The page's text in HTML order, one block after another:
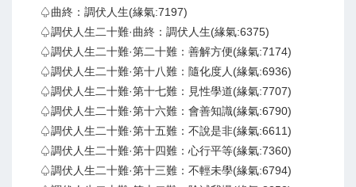
♤曲終：調伏人生(緣氣:7197)
♤調伏人生二十難·曲終：調伏人生(緣氣:6375)
♤調伏人生二十難·第二十難：善解方便(緣氣:7174)
♤調伏人生二十難·第十八難：隨化度人(緣氣:6936)
♤調伏人生二十難·第十七難：見性學道(緣氣:7707)
♤調伏人生二十難·第十六難：會善知識(緣氣:6790)
♤調伏人生二十難·第十五難：不說是非(緣氣:6611)
♤調伏人生二十難·第十四難：心行平等(緣氣:7360)
♤調伏人生二十難·第十三難：不輕未學(緣氣:6794)